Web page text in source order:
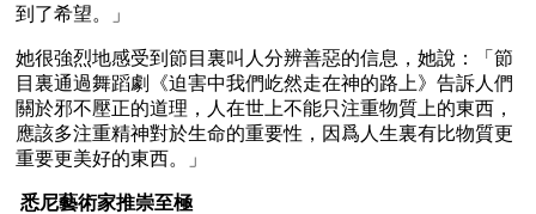
到了希望。」
她很強烈地感受到節目裏叫人分辨善惡的信息，她說：「節
目裏通過舞蹈劇《迫害中我們屹然走在神的路上》告訴人們
關於邪不壓正的道理，人在世上不能只注重物質上的東西，
應該多注重精神對於生命的重要性，因爲人生裏有比物質更
重要更美好的東西。」
悉尼藝術家推崇至極